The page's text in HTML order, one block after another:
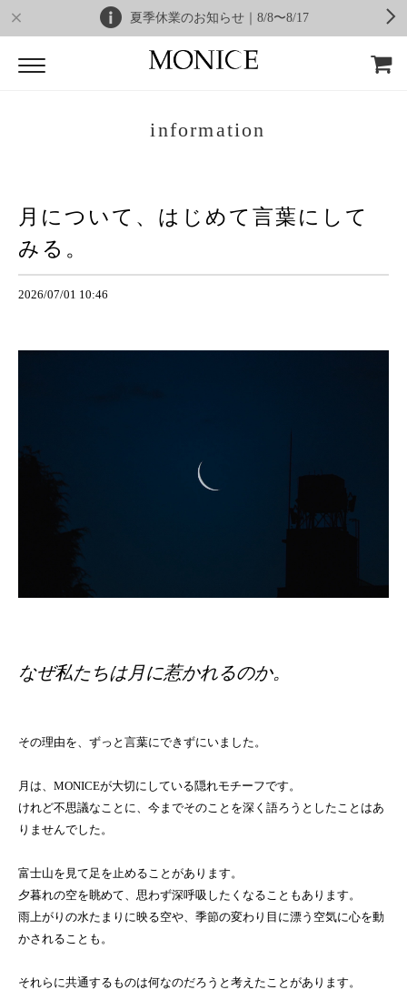
夏季休業のお知らせ｜8/8〜8/17
information
月について、はじめて言葉にして
みる。
2026/07/01 10:46
なぜ私たちは月に惹かれるのか。
その理由を、ずっと言葉にできずにいました。
月は、MONICEが大切にしている隠れモチーフです。
けれど不思議なことに、今までそのことを深く語ろうとしたことはあ
りませんでした。
富士山を見て足を止めることがあります。
夕暮れの空を眺めて、思わず深呼吸したくなることもあります。
雨上がりの水たまりに映る空や、季節の変わり目に漂う空気に心を動
かされることも。
それらに共通するものは何なのだろうと考えたことがあります。